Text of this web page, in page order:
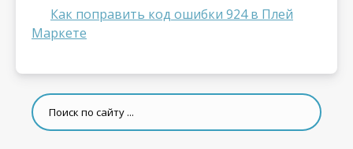
Как поправить код ошибки 924 в Плей
Маркете